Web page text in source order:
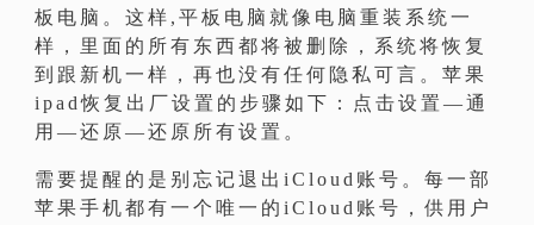
板电脑。这样,平板电脑就像电脑重装系统一
样，里面的所有东西都将被删除，系统将恢复
到跟新机一样，再也没有任何隐私可言。苹果
ipad恢复出厂设置的步骤如下：点击设置—通
用—还原—还原所有设置。
需要提醒的是别忘记退出iCloud账号。每一部
苹果手机都有一个唯一的iCloud账号，供用户